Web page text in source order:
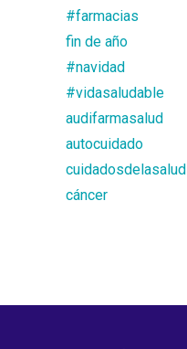
#farmacias
fin de año
#navidad
#vidasaludable
audifarmasalud
autocuidado
cuidadosdelasalud
cáncer